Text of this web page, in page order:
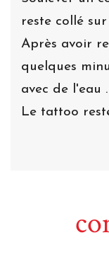
reste collé
Après avoir
quelques
avec de l'eau .
Le tattoo